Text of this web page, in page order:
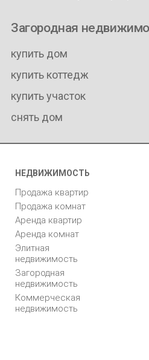
Загородная
купить дом
купить коттедж
купить участок
снять дом
НЕДВИЖИМОСТЬ
Продажа квартир
Продажа комнат
Аренда квартир
Аренда комнат
Элитная
недвижимость
Загородная
недвижимость
Коммерческая
недвижимость